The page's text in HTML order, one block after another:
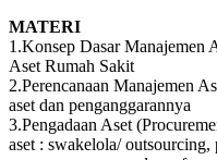
MATERI
1.Konsep Dasar Manajemen
Aset Rumah Sakit
2.Perencanaan Manajemen
aset dan penganggarannya
3.Pengadaan Aset
aset : swakelola/ outsourcing,